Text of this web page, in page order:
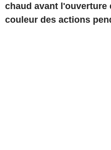
chaud avant l'ouverture
couleur des actions